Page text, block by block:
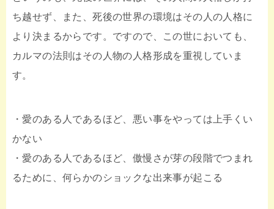
ち越せず、また、死後の世界の環境はその人の人格に
より決まるからです。ですので、この世においても、
カルマの法則はその人物の人格形成を重視していま
す。
・愛のある人であるほど、悪い事をやっては上手くい
かない
・愛のある人であるほど、傲慢さが芽の段階でつまれ
るために、何らかのショックな出来事が起こる